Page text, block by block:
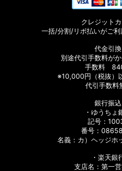
クレジット
一括/分割/リボ払いがご利
代金引換
別途代引手数料がか
手数料
※10,000円（税抜）
代引手数料
銀行振込
・ゆうちょ
記号：
番号：
名義：カ）ヘッジホ
・楽天銀
支店名：第一